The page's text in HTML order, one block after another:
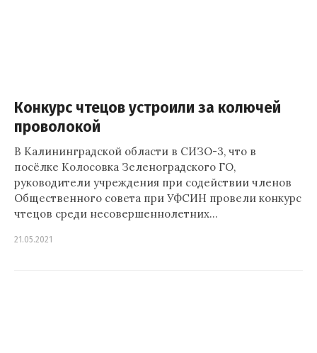
Конкурс чтецов устроили за колючей
проволокой
В Калининградской области в СИЗО-3, что в
посёлке Колосовка Зеленоградского ГО,
руководители учреждения при содействии членов
Общественного совета при УФСИН провели конкурс
чтецов среди несовершеннолетних…
21.05.2021